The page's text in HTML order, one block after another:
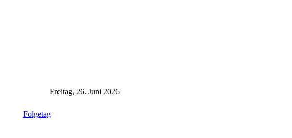
Freitag, 26. Juni 2026
Folgetag